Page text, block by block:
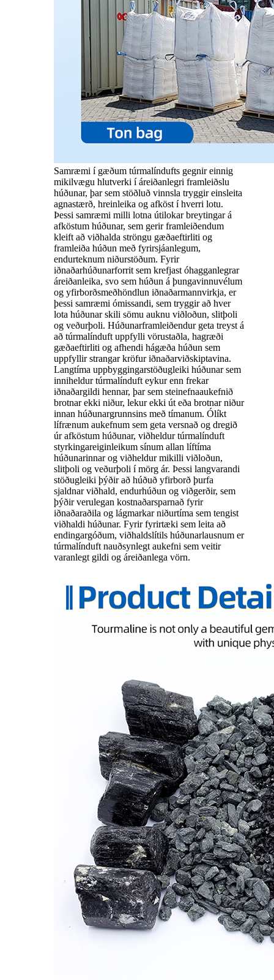
Samræmi í gæðum túrmalíndufts gegnir einnig
mikilvægu hlutverki í áreiðanlegri framleiðslu
húðunar, þar sem stöðluð vinnsla tryggir einsleita
agnastærð, hreinleika og afköst í hverri lotu.
Þessi samræmi milli lotna útilokar breytingar á
afköstum húðunar, sem gerir framleiðendum
kleift að viðhalda ströngu gæðaeftirliti og
framleiða húðun með fyrirsjáanlegum,
endurteknum niðurstöðum. Fyrir
iðnaðarhúðunarforrit sem krefjast óhagganlegrar
áreiðanleika, svo sem húðun á þungavinnuvélum
og yfirborðsmeðhöndlun iðnaðarmannvirkja, er
þessi samræmi ómissandi, sem tryggir að hver
lota húðunar skili sömu auknu viðloðun, slitþoli
og veðurþoli. Húðunarframleiðendur geta treyst á
að túrmalínduft uppfylli vörustaðla, hagræði
gæðaeftirliti og afhendi hágæða húðun sem
uppfyllir strangar kröfur iðnaðarviðskiptavina.
Langtíma uppbyggingarstöðugleiki húðunar sem
inniheldur túrmalínduft eykur enn frekar
iðnaðargildi hennar, þar sem steinefnaaukefnið
brotnar ekki niður, lekur ekki út eða brotnar niður
innan húðunargrunnsins með tímanum. Ólíkt
lífrænum aukefnum sem geta versnað og dregið
úr afköstum húðunar, viðheldur túrmalínduft
styrkingareiginleikum sínum allan líftíma
húðunarinnar og viðheldur mikilli viðloðun,
slitþoli og veðurþoli í mörg ár. Þessi langvarandi
stöðugleiki þýðir að húðuð yfirborð þurfa
sjaldnar viðhald, endurhúðun og viðgerðir, sem
þýðir verulegan kostnaðarsparnað fyrir
iðnaðaraðila og lágmarkar niðurtíma sem tengist
viðhaldi húðunar. Fyrir fyrirtæki sem leita að
endingargóðum, viðhaldslítils húðunarlausnum er
túrmalínduft nauðsynlegt aukefni sem veitir
varanlegt gildi og áreiðanlega vörn.